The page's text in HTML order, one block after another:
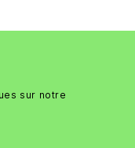
sur notre